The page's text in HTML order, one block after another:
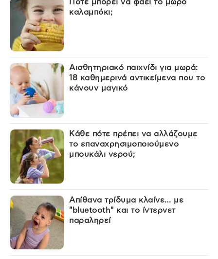
Πότε μπορεί να φάει το μωρό
καλαμπόκι;
Αισθητηριακό παιχνίδι για μωρά:
18 καθημερινά αντικείμενα που το
κάνουν μαγικό
Κάθε πότε πρέπει να αλλάζουμε
το επαναχρησιμοποιούμενο
μπουκάλι νερού;
Απίθανα τρίδυμα κλαίνε… με
"bluetooth" και το ίντερνετ
παραληρεί